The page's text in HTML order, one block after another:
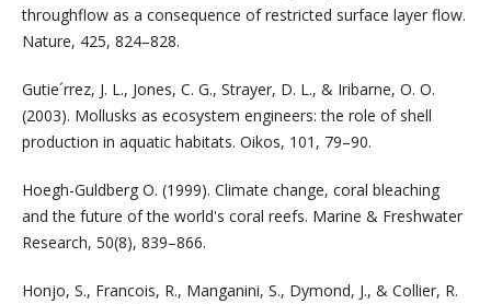
throughflow as a consequence of restricted surface layer flow.
Nature, 425, 824–828.
Gutie´rrez, J. L., Jones, C. G., Strayer, D. L., & Iribarne, O. O.
(2003). Mollusks as ecosystem engineers: the role of shell
production in aquatic habitats. Oikos, 101, 79–90.
Hoegh-Guldberg O. (1999). Climate change, coral bleaching
and the future of the world's coral reefs. Marine & Freshwater
Research, 50(8), 839–866.
Honjo, S., Francois, R., Manganini, S., Dymond, J., & Collier, R.